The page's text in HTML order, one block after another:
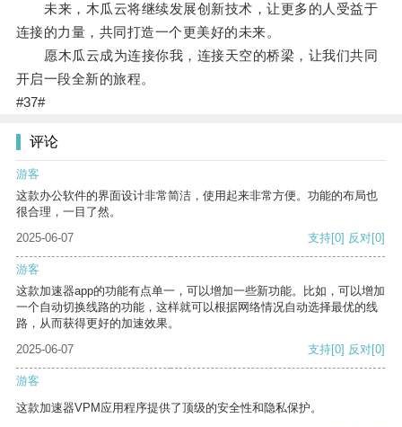
未来，木瓜云将继续发展创新技术，让更多的人受益于
连接的力量，共同打造一个更美好的未来。
愿木瓜云成为连接你我，连接天空的桥梁，让我们共同
开启一段全新的旅程。
#37#
评论
游客
这款办公软件的界面设计非常简洁，使用起来非常方便。功能的布局也
很合理，一目了然。
2025-06-07
支持[0] 反对[0]
游客
这款加速器app的功能有点单一，可以增加一些新功能。比如，可以增加
一个自动切换线路的功能，这样就可以根据网络情况自动选择最优的线
路，从而获得更好的加速效果。
2025-06-07
支持[0] 反对[0]
游客
这款加速器VPM应用程序提供了顶级的安全性和隐私保护。